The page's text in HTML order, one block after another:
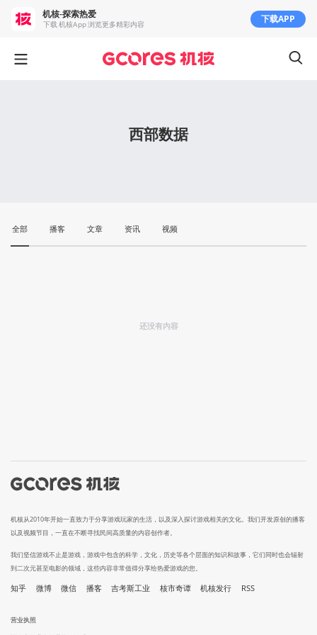
西部数据
全部 播客 文章 资讯 视频
还没有内容
机核从2010年开始一直致力于分享游戏玩家的生活，以及深入探讨游戏相关的文化。我们开发原创的播客
以及视频节目，一直在不断寻找民间高质量的内容创作者。
我们坚信游戏不止是游戏，游戏中包含的科学，文化，历史等各个层面的知识和故事，它们同时也会辐射
到二次元甚至电影的领域，这些内容非常值得分享给热爱游戏的您。
知乎 微博 微信 播客 吉考斯工业 核市奇谭 机核发行 RSS
营业执照
机核-探索热爱
下载 机核App 浏览更多精彩内容 下载APP